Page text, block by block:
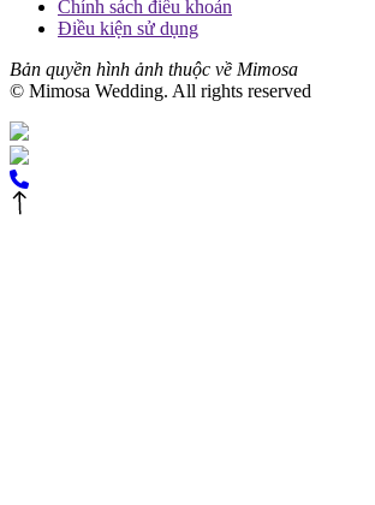
Chính sách điều khoản
Điều kiện sử dụng
Bản quyền hình ảnh thuộc về Mimosa
© Mimosa Wedding. All rights reserved